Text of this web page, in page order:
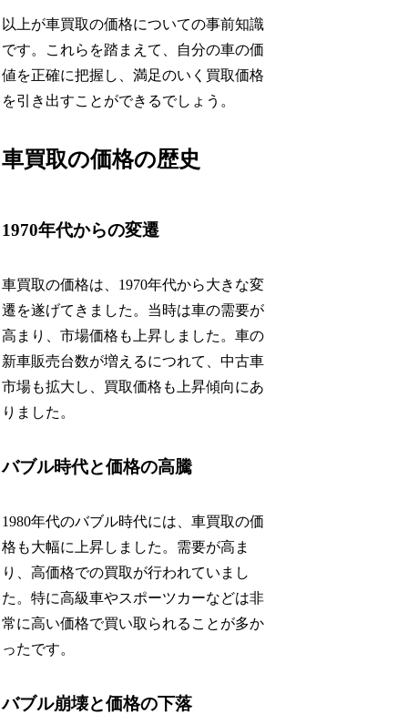
以上が車買取の価格についての事前知識
です。これらを踏まえて、自分の車の価
値を正確に把握し、満足のいく買取価格
を引き出すことができるでしょう。
車買取の価格の歴史
1970年代からの変遷
車買取の価格は、1970年代から大きな変
遷を遂げてきました。当時は車の需要が
高まり、市場価格も上昇しました。車の
新車販売台数が増えるにつれて、中古車
市場も拡大し、買取価格も上昇傾向にあ
りました。
バブル時代と価格の高騰
1980年代のバブル時代には、車買取の価
格も大幅に上昇しました。需要が高ま
り、高価格での買取が行われていまし
た。特に高級車やスポーツカーなどは非
常に高い価格で買い取られることが多か
ったです。
バブル崩壊と価格の下落